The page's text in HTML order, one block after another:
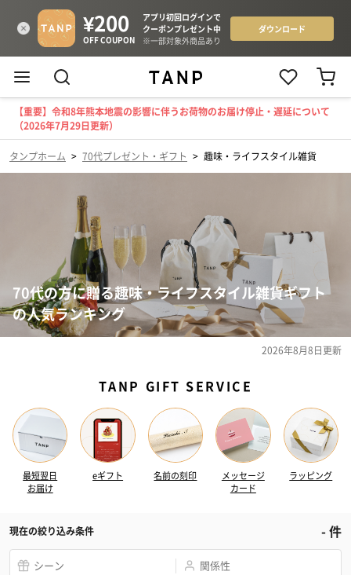
【重要】令和8年熊本地震の影響に伴うお荷物のお届け停止・遅延について
（2026年7月29日更新）
タンプホーム > 70代プレゼント・ギフト > 趣味・ライフスタイル雑貨
70代の方に贈る趣味・ライフスタイル雑貨ギフト
の人気ランキング
2026年8月8日更新
TANP GIFT SERVICE
最短翌日
お届け
eギフト 名前の刻印
メッセージ
カード
ラッピング
現在の絞り込み条件 -件
シーン 関係性